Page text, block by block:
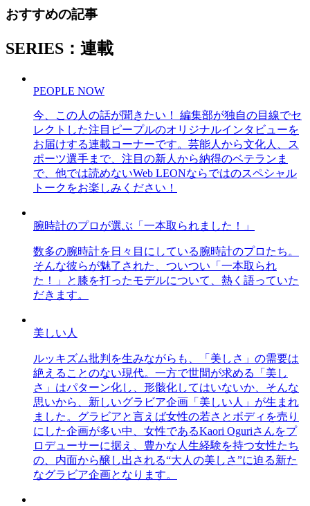
おすすめの記事
SERIES：連載
PEOPLE NOW
今、この人の話が聞きたい！ 編集部が独自の目線でセ
レクトした注目ピープルのオリジナルインタビューを
お届けする連載コーナーです。芸能人から文化人、ス
ポーツ選手まで、注目の新人から納得のベテランま
で、他では読めないWeb LEONならではのスペシャル
トークをお楽しみください！
腕時計のプロが選ぶ「一本取られました！」
数多の腕時計を日々目にしている腕時計のプロたち。
そんな彼らが魅了された、ついつい「一本取られ
た！」と膝を打ったモデルについて、熱く語っていた
だきます。
美しい人
ルッキズム批判を生みながらも、「美しさ」の需要は
絶えることのない現代。一方で世間が求める「美し
さ」はパターン化し、形骸化してはいないか、そんな
思いから、新しいグラビア企画「美しい人」が生まれ
ました。グラビアと言えば女性の若さとボディを売り
にした企画が多い中、女性であるKaori Oguriさんをプ
ロデューサーに据え、豊かな人生経験を持つ女性たち
の、内面から醸し出される“大人の美しさ”に迫る新た
なグラビア企画となります。